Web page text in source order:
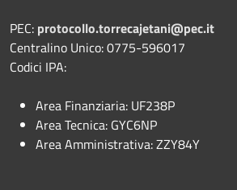
PEC: protocollo.torrecajetani@pec.it
Centralino Unico: 0775-596017
Codici IPA:
Area Finanziaria: UF238P
Area Tecnica: GYC6NP
Area Amministrativa: ZZY84Y